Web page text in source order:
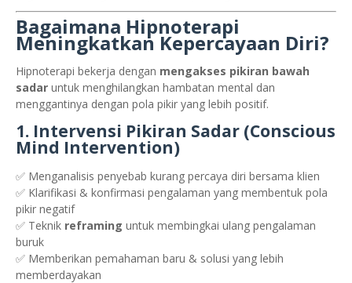
Bagaimana Hipnoterapi
Meningkatkan Kepercayaan Diri?
Hipnoterapi bekerja dengan mengakses pikiran bawah
sadar untuk menghilangkan hambatan mental dan
menggantinya dengan pola pikir yang lebih positif.
1. Intervensi Pikiran Sadar (Conscious
Mind Intervention)
✅ Menganalisis penyebab kurang percaya diri bersama klien
✅ Klarifikasi & konfirmasi pengalaman yang membentuk pola
pikir negatif
✅ Teknik reframing untuk membingkai ulang pengalaman
buruk
✅ Memberikan pemahaman baru & solusi yang lebih
memberdayakan